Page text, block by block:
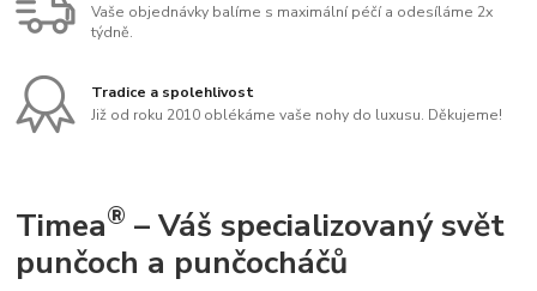
Vaše objednávky balíme s maximální péčí a odesíláme 2x
týdně.
Tradice a spolehlivost
Již od roku 2010 oblékáme vaše nohy do luxusu. Děkujeme!
Timea® – Váš specializovaný svět
punčoch a punčocháčů